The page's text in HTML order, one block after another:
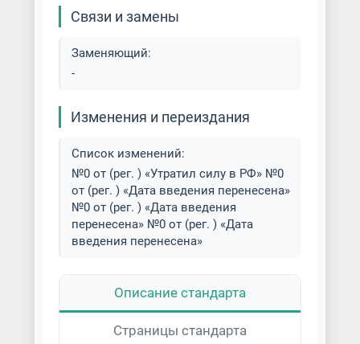
Связи и замены
Заменяющий:
-
Изменения и переиздания
Список изменений:
№0 от (рег. ) «Утратил силу в РФ» №0
от (рег. ) «Дата введения перенесена»
№0 от (рег. ) «Дата введения
перенесена» №0 от (рег. ) «Дата
введения перенесена»
Описание стандарта
Страницы стандарта